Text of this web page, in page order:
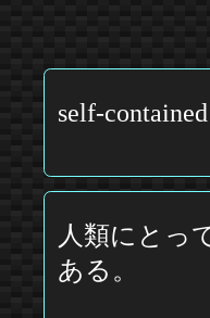
self-
人類にとっ
ある。